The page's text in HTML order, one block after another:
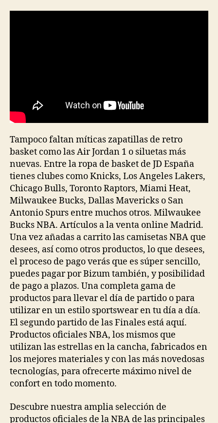
Tampoco faltan míticas zapatillas de retro
basket como las Air Jordan 1 o siluetas más
nuevas. Entre la ropa de basket de JD España
tienes clubes como Knicks, Los Angeles Lakers,
Chicago Bulls, Toronto Raptors, Miami Heat,
Milwaukee Bucks, Dallas Mavericks o San
Antonio Spurs entre muchos otros. Milwaukee
Bucks NBA. Artículos a la venta online Madrid.
Una vez añadas a carrito las camisetas NBA que
desees, así como otros productos, lo que desees,
el proceso de pago verás que es súper sencillo,
puedes pagar por Bizum también, y posibilidad
de pago a plazos. Una completa gama de
productos para llevar el día de partido o para
utilizar en un estilo sportswear en tu día a día.
El segundo partido de las Finales está aquí.
Productos oficiales NBA, los mismos que
utilizan las estrellas en la cancha, fabricados en
los mejores materiales y con las más novedosas
tecnologías, para ofrecerte máximo nivel de
confort en todo momento.
Descubre nuestra amplia selección de
productos oficiales de la NBA de las principales